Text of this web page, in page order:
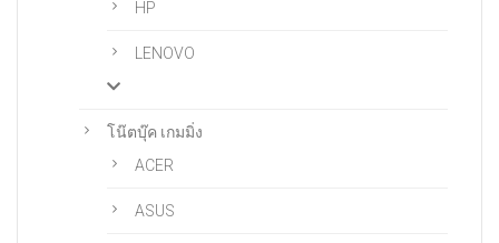
HP
LENOVO
โน๊ตบุ๊ค เกมมิ่ง
ACER
ASUS